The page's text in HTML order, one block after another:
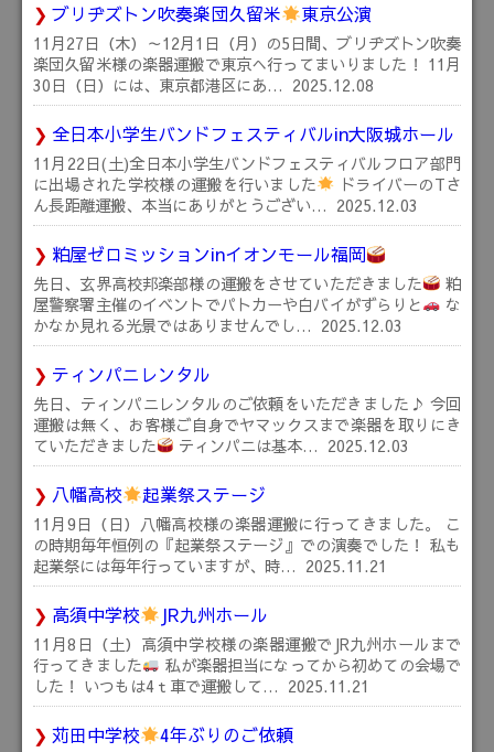
ブリヂズトン吹奏楽団久留米 東京公演
11月27日（木）～12月1日（月）の5日間、ブリヂズトン吹奏
楽団久留米様の楽器運搬で東京へ行ってまいりました！ 11月
30日（日）には、東京都港区にあ… 2025.12.08
全日本小学生バンドフェスティバルin大阪城ホール
11月22日(土)全日本小学生バンドフェスティバルフロア部門
に出場された学校様の運搬を行いました
ドライバーのTさ
ん長距離運搬、本当にありがとうござい… 2025.12.03
粕屋ゼロミッションinイオンモール福岡
先日、玄界高校邦楽部様の運搬をさせていただきました
粕
屋警察署主催のイベントでパトカーや白バイがずらりと
な
かなか見れる光景ではありませんでし… 2025.12.03
ティンパニレンタル
先日、ティンパニレンタルのご依頼をいただきました♪ 今回
運搬は無く、お客様ご自身でヤマックスまで楽器を取りにき
ていただきました
ティンパニは基本… 2025.12.03
八幡高校 起業祭ステージ
11月9日（日）八幡高校様の楽器運搬に行ってきました。 こ
の時期毎年恒例の『起業祭ステージ』での演奏でした！ 私も
起業祭には毎年行っていますが、時… 2025.11.21
高須中学校 JR九州ホール
11月8日（土）高須中学校様の楽器運搬でJR九州ホールまで
行ってきました
私が楽器担当になってから初めての会場で
した！ いつもは4ｔ車で運搬して… 2025.11.21
苅田中学校 4年ぶりのご依頼